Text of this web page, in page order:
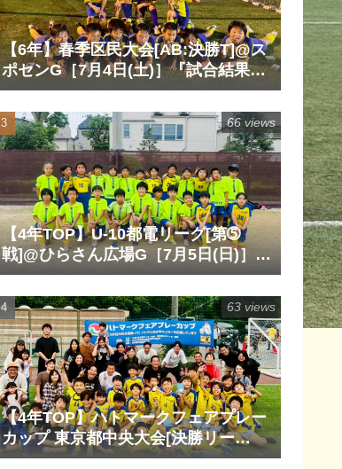
【6年】春季区民大会[AB:決勝T]@ス
ポセンG［7月4日(土)］『試合結果』
『マッチレポート』『試合動画』
【4年TOP】U-10都電リーグ[第➄
戦]@ひらさん広場G［7月5日(日)］
『試合結果』『マッチレポート』
『試合動画』
66 views
【4年TOP】ハトマークフェアプレー
カップ 東京都中央大会[決勝リー
グ]@清瀬内山運動公園サッカー場
63 views